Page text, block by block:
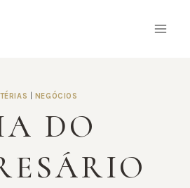
NEGÓCIOS
DO